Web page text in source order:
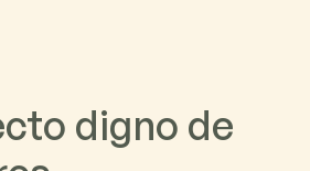
cto digno de